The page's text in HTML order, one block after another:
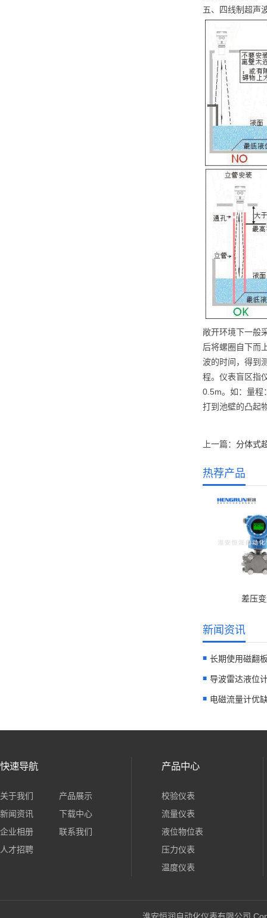
五、四线制超声
敞开环境下一般
后将螺圈自下而
波的时间，得到
程。仪表盲区指
0.5m。如：量程
打到池壁的凸起
上一篇： 分体式
热荐产品
差压
新闻资讯
长期使用磁翻
导波雷达液位
电磁流量计优
快速导航
关于我们
产品展示
新闻资讯
下载中心
企业相册
联系我们
人才招聘
产品中心
校验仪表
流量仪表
液位物位表
压力仪表
温度仪表